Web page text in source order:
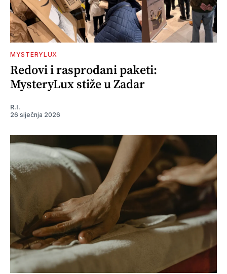
MYSTERYLUX
Redovi i rasprodani paketi:
MysteryLux stiže u Zadar
R.I.
26 siječnja 2026